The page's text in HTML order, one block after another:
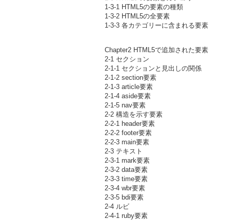
1-3-1 HTML5の要素の種類
1-3-2 HTML5の全要素
1-3-3 各カテゴリーに含まれる要素
Chapter2 HTML5で追加された要素
2-1 セクション
2-1-1 セクションと見出しの関係
2-1-2 section要素
2-1-3 article要素
2-1-4 aside要素
2-1-5 nav要素
2-2 構造を示す要素
2-2-1 header要素
2-2-2 footer要素
2-2-3 main要素
2-3 テキスト
2-3-1 mark要素
2-3-2 data要素
2-3-3 time要素
2-3-4 wbr要素
2-3-5 bdi要素
2-4 ルビ
2-4-1 ruby要素